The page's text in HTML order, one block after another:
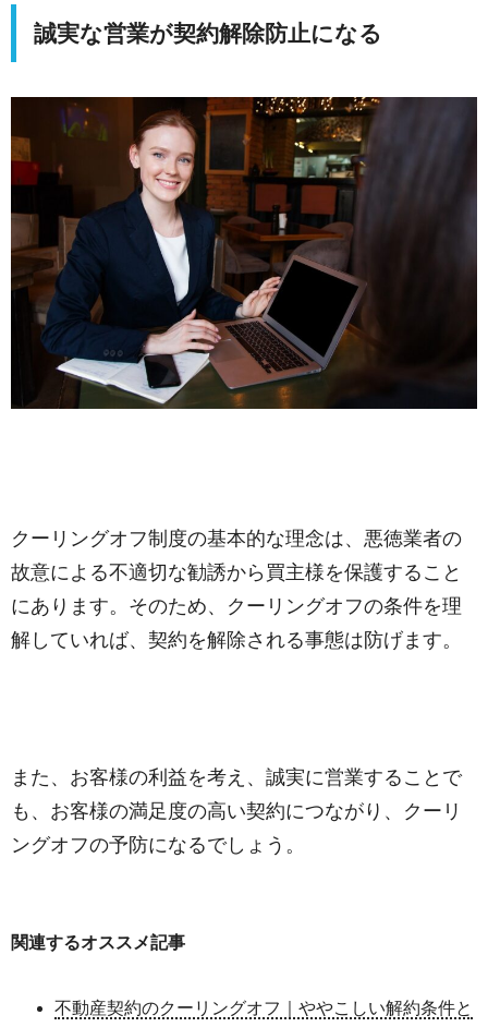
誠実な営業が契約解除防止になる
クーリングオフ制度の基本的な理念は、悪徳業者の
故意による不適切な勧誘から買主様を保護すること
にあります。そのため、クーリングオフの条件を理
解していれば、契約を解除される事態は防げます。
また、お客様の利益を考え、誠実に営業することで
も、お客様の満足度の高い契約につながり、クーリ
ングオフの予防になるでしょう。
関連するオススメ記事
不動産契約のクーリングオフ｜ややこしい解約条件と